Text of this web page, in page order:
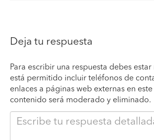
Deja tu respuesta
Para escribir una respuesta debes
está permitido incluir teléfonos de
enlaces a páginas web externas en
contenido será moderado y eliminado.